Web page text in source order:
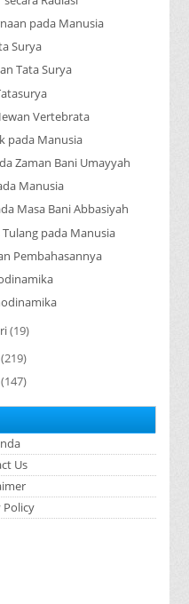
pada Manusia
Surya
Tata Surya
Vertebrata
pada Manusia
Zaman Bani Umayyah
Manusia
Masa Bani Abbasiyah
Tulang pada Manusia
Pembahasannya
(19)
(219)
(147)
Us
Policy